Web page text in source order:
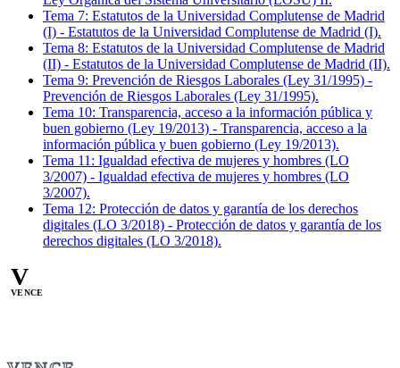
Tema 7: Estatutos de la Universidad Complutense de Madrid
(I) - Estatutos de la Universidad Complutense de Madrid (I).
Tema 8: Estatutos de la Universidad Complutense de Madrid
(II) - Estatutos de la Universidad Complutense de Madrid (II).
Tema 9: Prevención de Riesgos Laborales (Ley 31/1995) -
Prevención de Riesgos Laborales (Ley 31/1995).
Tema 10: Transparencia, acceso a la información pública y
buen gobierno (Ley 19/2013) - Transparencia, acceso a la
información pública y buen gobierno (Ley 19/2013).
Tema 11 : Igualdad efectiva de mujeres y hombres (LO
3/2007) - Igualdad efectiva de mujeres y hombres (LO
3/2007).
Tema 12: Protección de datos y garantía de los derechos
digitales (LO 3/2018) - Protección de datos y garantía de los
derechos digitales (LO 3/2018).
V
VENCE